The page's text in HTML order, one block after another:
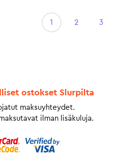
1 2 3
ostokset Slurpilta
maksuyhteydet.
ilman lisäkuluja.